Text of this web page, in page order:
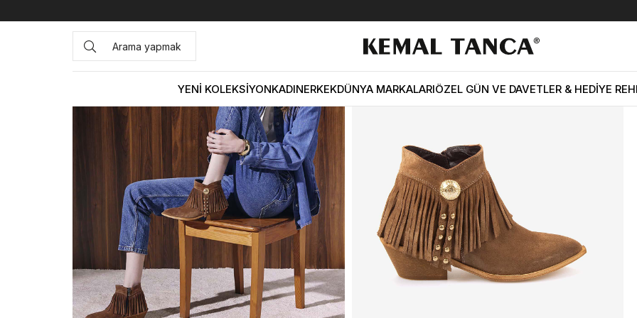
YENİ KOLEKSİYONKADINERKEKDÜNYA MARKALARIÖZEL GÜN VE DAVETLER & HEDİYE
Anasayfa KADIN BOT&ÇİZME Western Bot Kemal Tanca Hakiki Deri Süet Kadın Western Bot 26-102760K